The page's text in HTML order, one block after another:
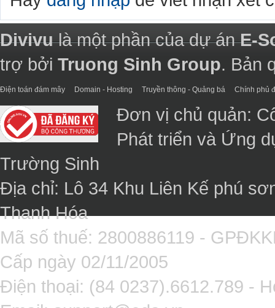
Divivulà một phần của dự ánE-
trợ bởi Truong Sinh Group. Bản
Điện toán đám mây Domain - Hosting Truyền thông - Quảng bá Chính phủ
Đơn vị chủ quản:
Phát triển và Ứng
Trường Sinh
Địa chỉ: Lô 34 Khu Liên Kế phú
Thanh Hóa
Mã số thuế: 2800886119 -
Cấp ngày 02/11/2005
Điện thoại: (84 0237).6612.789 -